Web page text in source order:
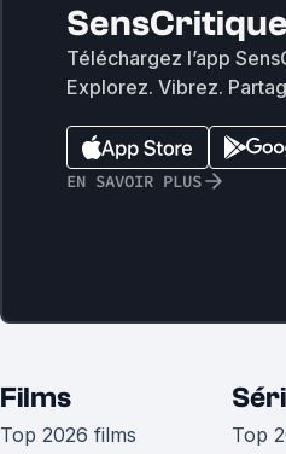
Téléchargez l’app
Explorez. Vibrez.
EN SAVOIR PLUS
Films
Top 2026 films
Top